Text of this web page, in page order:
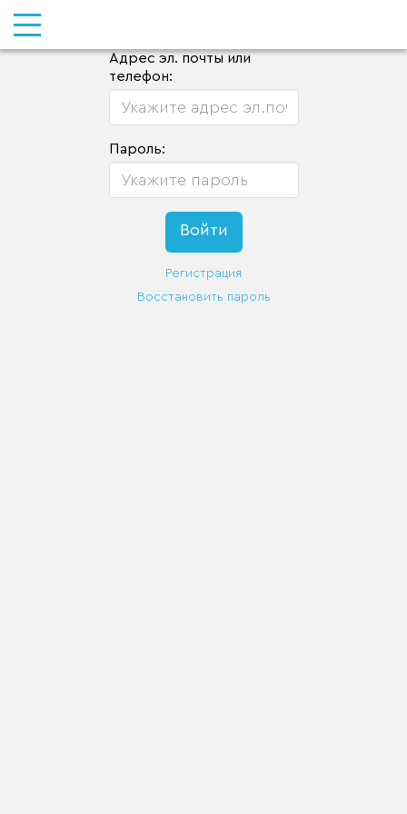
Адрес эл. почты или
телефон:
Пароль:
Регистрация
Восстановить пароль